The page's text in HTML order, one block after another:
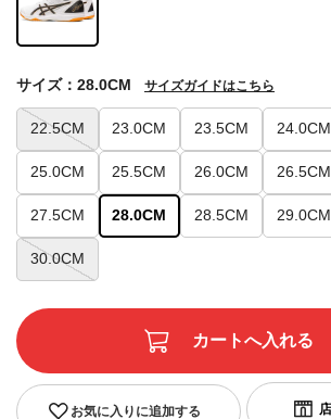
22.5CM 23.0CM 23.5CM 24.0CM
25.0CM 25.5CM 26.0CM 26.5CM
27.5CM 28.0CM 28.5CM 29.0CM
30.0CM
サイズ：28.0CM サイズガイドはこちら
お気に入りに追加する